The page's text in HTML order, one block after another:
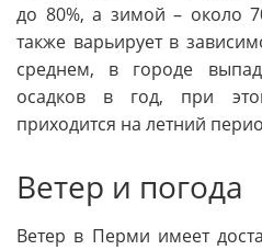
до 80%, а зимой – около
также варьирует в
среднем, в городе
осадков в год, при
приходится на летний
Ветер и погода
Ветер в Перми имеет